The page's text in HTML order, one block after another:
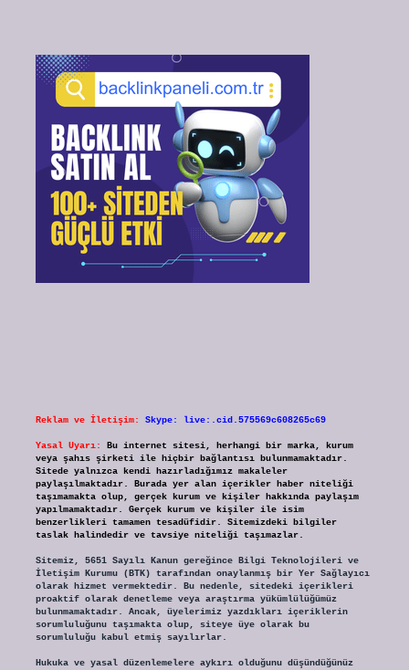
Reklam ve İletişim: Skype: live:.cid.575569c608265c69
Yasal Uyarı:
Bu internet sitesi, herhangi bir marka, kurum
veya şahıs şirketi ile hiçbir bağlantısı bulunmamaktadır.
Sitede yalnızca kendi hazırladığımız makaleler
paylaşılmaktadır. Burada yer alan içerikler haber niteliği
taşımamakta olup, gerçek kurum ve kişiler hakkında paylaşım
yapılmamaktadır. Gerçek kurum ve kişiler ile isim
benzerlikleri tamamen tesadüfidir. Sitemizdeki bilgiler
taslak halindedir ve tavsiye niteliği taşımazlar.
Sitemiz, 5651 Sayılı Kanun gereğince Bilgi Teknolojileri ve
İletişim Kurumu (BTK) tarafından onaylanmış bir Yer Sağlayıcı
olarak hizmet vermektedir. Bu nedenle, sitedeki içerikleri
proaktif olarak denetleme veya araştırma yükümlülüğümüz
bulunmamaktadır. Ancak, üyelerimiz yazdıkları içeriklerin
sorumluluğunu taşımakta olup, siteye üye olarak bu
sorumluluğu kabul etmiş sayılırlar.
Hukuka ve yasal düzenlemelere aykırı olduğunu düşündüğünüz